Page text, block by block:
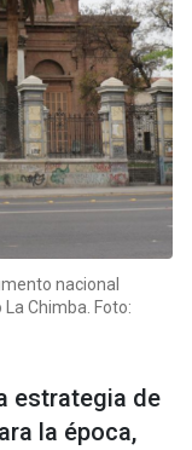
nacional
Chimba. Foto:
estrategia de
la época,